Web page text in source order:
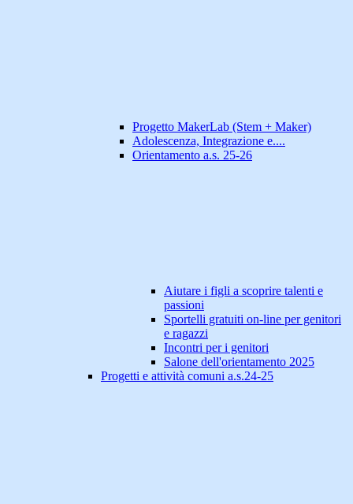
Progetto MakerLab (Stem + Maker)
Adolescenza, Integrazione e....
Orientamento a.s. 25-26
Aiutare i figli a scoprire talenti e
passioni
Sportelli gratuiti on-line per genitori
e ragazzi
Incontri per i genitori
Salone dell'orientamento 2025
Progetti e attività comuni a.s.24-25